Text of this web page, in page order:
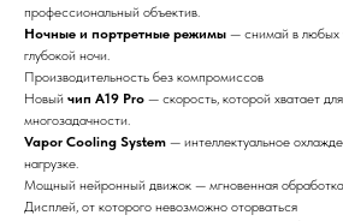
профессиональный объектив.
Ночные и портретные режимы — снимай в любых
глубокой ночи.
Производительность без компромиссов
Новый чип A19 Pro — скорость, которой хватает
многозадачности.
Vapor Cooling System — интеллектуальное
нагрузке.
Мощный нейронный движок — мгновенная
Дисплей, от которого невозможно оторваться